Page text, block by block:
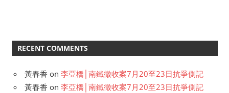
RECENT COMMENTS
黃春香 on 李亞橋│南鐵徵收案7月20至23日抗爭側記
黃春香 on 李亞橋│南鐵徵收案7月20至23日抗爭側記